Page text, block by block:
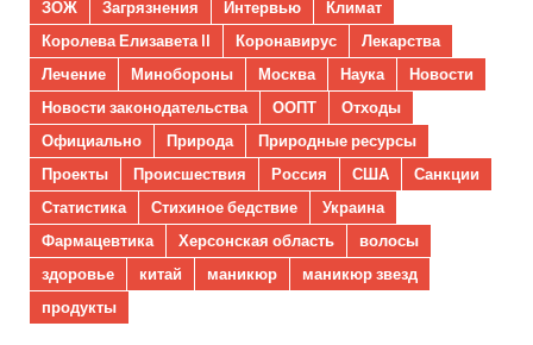
ЗОЖ
Загрязнения Интервью
Климат
Королева Елизавета II
Коронавирус
Лекарства
Лечение
Минобороны Москва Наука
Новости
Новости законодательства
ООПТ
Отходы
Официально
Природа
Природные ресурсы
Проекты
Происшествия Россия США
Санкции
Статистика
Стихиное бедствие
Украина
Фармацевтика
Херсонская область
волосы
здоровье
китай маникюр
маникюр звезд
продукты